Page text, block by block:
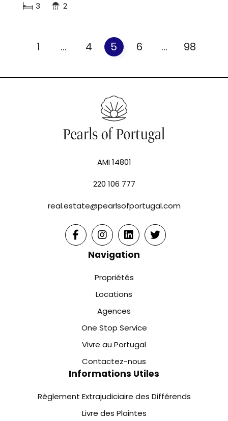
3 2
1 ... 4 5 6 ... 98
AMI 14801
220 106 777
real.estate@pearlsofportugal.com
Navigation
Propriétés
Locations
Agences
One Stop Service
Vivre au Portugal
Contactez-nous
Informations Utiles
Règlement Extrajudiciaire des Différends
Livre des Plaintes